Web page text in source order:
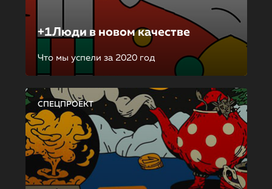
+1Люди в новом качестве
Что мы успели за 2020 год
СПЕЦПРОЕКТ